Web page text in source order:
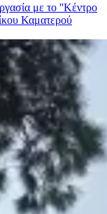
με το ''Κέντρο
Καματερού